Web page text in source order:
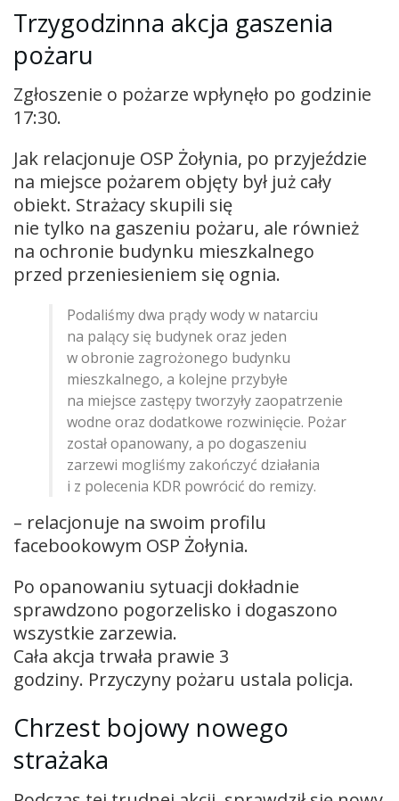
Trzygodzinna akcja gaszenia
pożaru
Zgłoszenie o pożarze wpłynęło po godzinie
17:30.
Jak relacjonuje OSP Żołynia, po przyjeździe
na miejsce pożarem objęty był już cały
obiekt. Strażacy skupili się
nie tylko na gaszeniu pożaru, ale również
na ochronie budynku mieszkalnego
przed przeniesieniem się ognia.
Podaliśmy dwa prądy wody w natarciu
na palący się budynek oraz jeden
w obronie zagrożonego budynku
mieszkalnego, a kolejne przybyłe
na miejsce zastępy tworzyły zaopatrzenie
wodne oraz dodatkowe rozwinięcie. Pożar
został opanowany, a po dogaszeniu
zarzewi mogliśmy zakończyć działania
i z polecenia KDR powrócić do remizy.
– relacjonuje na swoim profilu
facebookowym OSP Żołynia.
Po opanowaniu sytuacji dokładnie
sprawdzono pogorzelisko i dogaszono
wszystkie zarzewia.
Cała akcja trwała prawie 3
godziny. Przyczyny pożaru ustala policja.
Chrzest bojowy nowego
strażaka